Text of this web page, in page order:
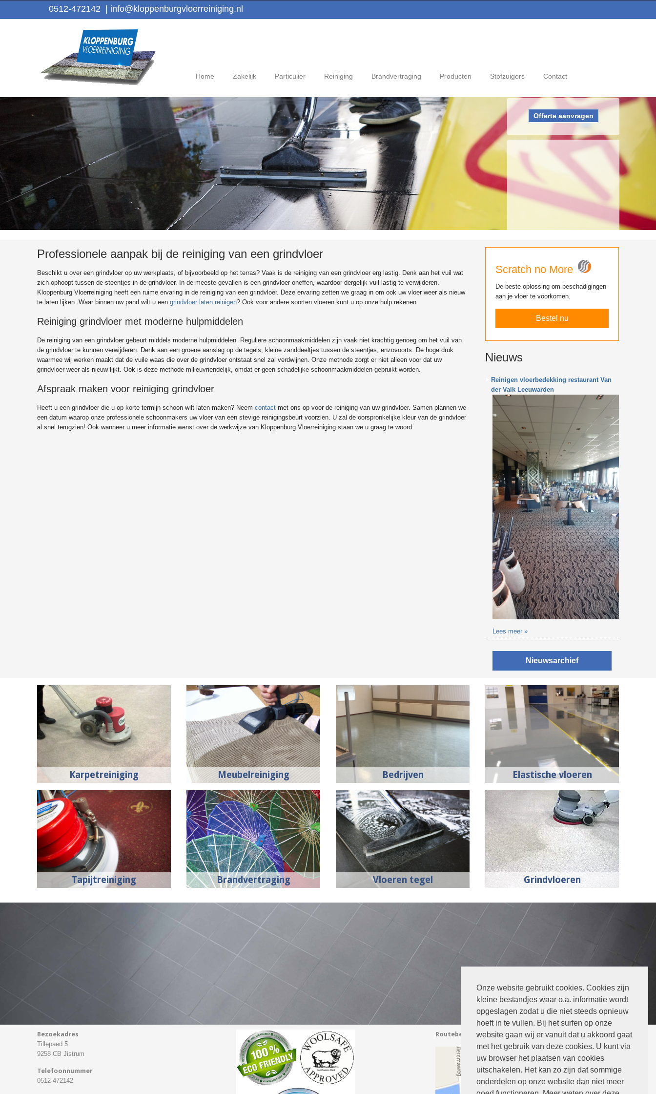
Onze website gebruikt cookies. Cookies zijn
kleine bestandjes waar o.a. informatie wordt
opgeslagen zodat u die niet steeds opnieuw
hoeft in te vullen. Bij het surfen op onze
website gaan wij er vanuit dat u akkoord gaat
met het gebruik van deze cookies. U kunt via
uw browser het plaatsen van cookies
uitschakelen. Het kan zo zijn dat sommige
onderdelen op onze website dan niet meer
0512-472142 info@kloppenburgvloerreiniging.nl
Home Zakelijk Particulier Reiniging Brandvertraging Producten Stofzuigers Contact
Offerte aanvragen
Professionele aanpak bij de reiniging van een grindvloer
Beschikt u over een grindvloer op uw werkplaats, of bijvoorbeeld op het terras? Vaak is de reiniging van een grindvloer erg lastig. Denk aan het vuil wat
zich ophoopt tussen de steentjes in de grindvloer. In de meeste gevallen is een grindvloer oneffen, waardoor dergelijk vuil lastig te verwijderen.
Kloppenburg Vloerreiniging heeft een ruime ervaring in de reiniging van een grindvloer. Deze ervaring zetten we graag in om ook uw vloer weer als nieuw
te laten lijken. Waar binnen uw pand wilt u een grindvloer laten reinigen? Ook voor andere soorten vloeren kunt u op onze hulp rekenen.
Reiniging grindvloer met moderne hulpmiddelen
De reiniging van een grindvloer gebeurt middels moderne hulpmiddelen. Reguliere schoonmaakmiddelen zijn vaak niet krachtig genoeg om het vuil van
de grindvloer te kunnen verwijderen. Denk aan een groene aanslag op de tegels, kleine zanddeeltjes tussen de steentjes, enzovoorts. De hoge druk
waarmee wij werken maakt dat de vuile waas die over de grindvloer ontstaat snel zal verdwijnen. Onze methode zorgt er niet alleen voor dat uw
grindvloer weer als nieuw lijkt. Ook is deze methode milieuvriendelijk, omdat er geen schadelijke schoonmaakmiddelen gebruikt worden.
Afspraak maken voor reiniging grindvloer
Heeft u een grindvloer die u op korte termijn schoon wilt laten maken? Neem contact met ons op voor de reiniging van uw grindvloer. Samen plannen we
een datum waarop onze professionele schoonmakers uw vloer van een stevige reinigingsbeurt voorzien. U zal de oorspronkelijke kleur van de grindvloer
al snel terugzien! Ook wanneer u meer informatie wenst over de werkwijze van Kloppenburg Vloerreiniging staan we u graag te woord.
Scratch no More
De beste oplossing om beschadigingen
aan je vloer te voorkomen.
Bestel nu
Nieuws
Reinigen vloerbedekking restaurant Van
der Valk Leeuwarden
Lees meer »
Nieuwsarchief
Karpetreiniging Meubelreiniging Bedrijven Elastische vloeren
Tapijtreiniging Brandvertraging Vloeren tegel Grindvloeren
Bezoekadres
Tillepaed 5
9258 CB Jistrum
Telefoonnummer
0512-472142
Routebeschrijving